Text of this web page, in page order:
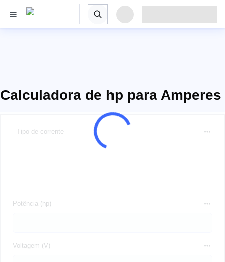
Calculadora de hp para Amperes
Tipo de corrente
Potência (hp)
Voltagem (V)